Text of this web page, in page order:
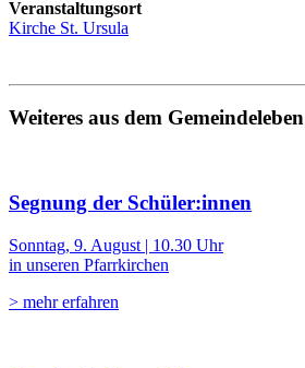
Veranstaltungsort
Kirche St. Ursula
Weiteres aus dem Gemeindeleben
Segnung der Schüler:innen
Sonntag, 9. August | 10.30 Uhr
in unseren Pfarrkirchen
> mehr erfahren